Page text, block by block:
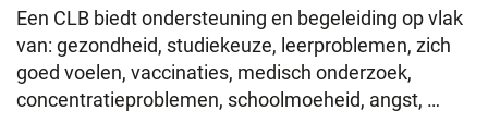
Een CLB biedt ondersteuning en begeleiding op vlak
van: gezondheid, studiekeuze, leerproblemen, zich
goed voelen, vaccinaties, medisch onderzoek,
concentratieproblemen, schoolmoeheid, angst, …